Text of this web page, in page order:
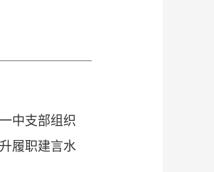
中支部组织
履职建言水